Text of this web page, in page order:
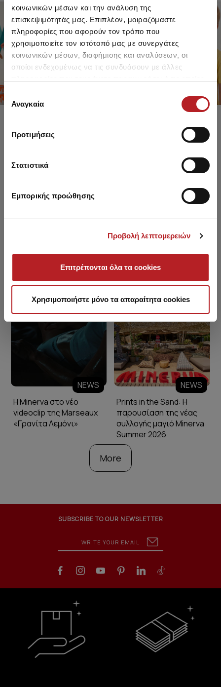
κοινωνικών μέσων και την ανάλυση της
επισκεψιμότητάς μας. Επιπλέον, μοιραζόμαστε
πληροφορίες που αφορούν τον τρόπο που
χρησιμοποιείτε τον ιστότοπό μας με συνεργάτες
κοινωνικών μέσων, διαφήμισης και αναλύσεων, οι
οποίοι ενδεχομένως να τις συνδυάσουν με άλλες
των υπηρεσιών τους.
Επιλογή
συγκατάθεσης
Αναγκαία
Προτιμήσεις
Στατιστικά
Εμπορικής προώθησης
Προβολή λεπτομερειών
Επιτρέπονται όλα τα cookies
Χρησιμοποιήστε μόνο τα απαραίτητα cookies
FOR GIRLS
UP TO -30%
SHOP SALE
FOR BOYS
UP TO -30%
SHOP SALE
Minerva Blog
NEWS
Η Minerva στο νέο
videoclip της Marseaux
«Γρανίτα Λεμόνι»
NEWS
Prints in the Sand: Η
παρουσίαση της νέας
συλλογής μαγιό Minerva
Summer 2026
More
SUBSCRIBE TO OUR NEWSLETTER